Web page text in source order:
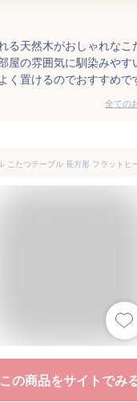
る天然木がおしゃれなこ
屋の雰囲気に馴染みやす
く置けるのでおすすめで
全ての
この商品をサイトでみ